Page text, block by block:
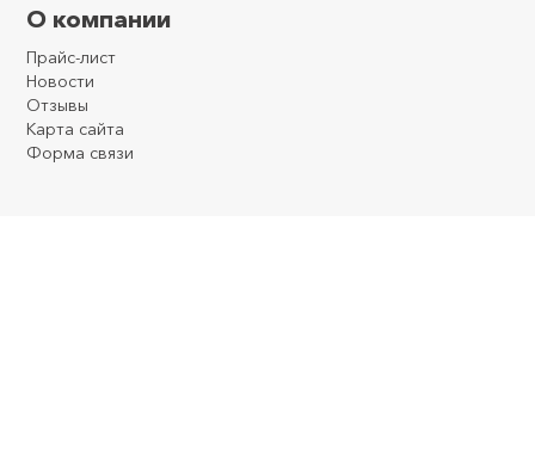
О компании
Прайс-лист
Новости
Отзывы
Карта сайта
Форма связи